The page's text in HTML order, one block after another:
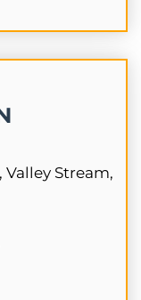
Valley Stream,